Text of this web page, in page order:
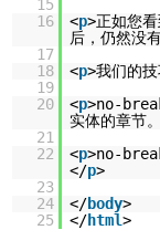
15
16
<p>正如您
后，仍然没
17
18
<p>我们的
19
20
<p>no-
实体的章节
21
22
<p>no-
</p>
23
24
</body>
25
</html>